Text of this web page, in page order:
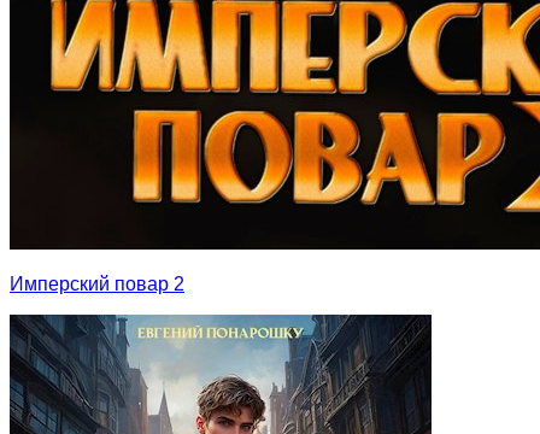
Имперский повар 2